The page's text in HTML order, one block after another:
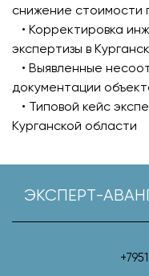
снижение стоимости
• Корректировка
экспертизы в
• Выявленные
документации
• Типовой кейс
Курганской области
ЭКСПЕРТ-